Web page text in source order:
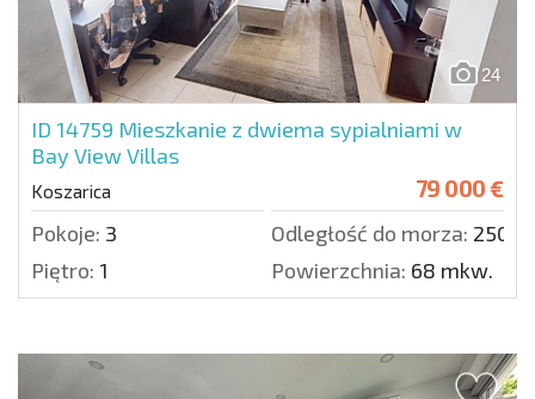
24
ID 14759 Mieszkanie z dwiema sypialniami w
Bay View Villas
Koszarica 79 000 €
Pokoje: 3 Odległość do morza: 2500
Piętro: 1 Powierzchnia: 68 mkw.